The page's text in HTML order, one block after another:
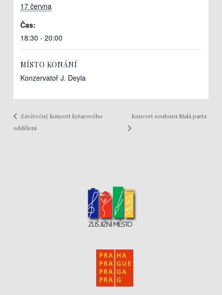
17 června
Čas:
18:30 - 20:00
MÍSTO KONÁNÍ
Konzervatoř J. Deyla
Závěrečný koncert kytarového
oddělení
Koncert souboru Malá parta